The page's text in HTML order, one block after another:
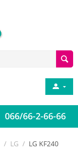
066/66-2-66-66
/ LG / LG KF240